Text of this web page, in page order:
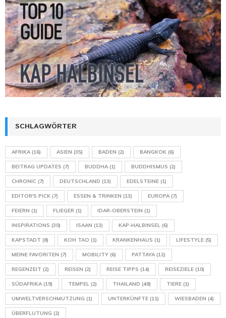
SCHLAGWÖRTER
AFRIKA(16) ASIEN (35) BADEN (2) BANGKOK (6)
BEITRAG UPDATES (7) BUDDHA(1) BUDDHISMUS (2)
CHRONIC (7) DEUTSCHLAND (13) EDELSTEINE (1)
EDITOR'S PICK (7) ESSEN & TRINKEN (13) EUROPA(7)
FEIERN (1) FLIEGER (1) IDAR-OBERSTEIN (1)
INSPIRATIONS (30) ISAAN (13) KAP-HALBINSEL (6)
KAPSTADT (8) KOH TAO (1) KRANKENHAUS (1) LIFESTYLE (5)
MEINE FAVORITEN (7) MOBILITY (6) PATTAYA(12)
REGENZEIT (2) REISEN (2) REISE TIPPS (14) REISEZIELE (10)
SÜDAFRIKA(19) TEMPEL (2) THAILAND (48) TIERE (1)
UMWELTVERSCHMUTZUNG (1) UNTERKÜNFTE (11) WIESBADEN (4)
ÜBERFLUTUNG (2)